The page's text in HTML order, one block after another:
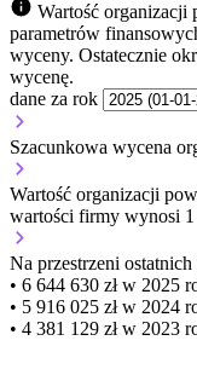
Wartość organizacji
parametrów
wyceny. Ostatecznie
wycenę.
dane za rok
Szacunkowa wycena
Wartość organizacji
wartości firmy wynosi 1
Na przestrzeni
• 6 644 630 zł w 2025
• 5 916 025 zł w 2024
• 4 381 129 zł w 2023